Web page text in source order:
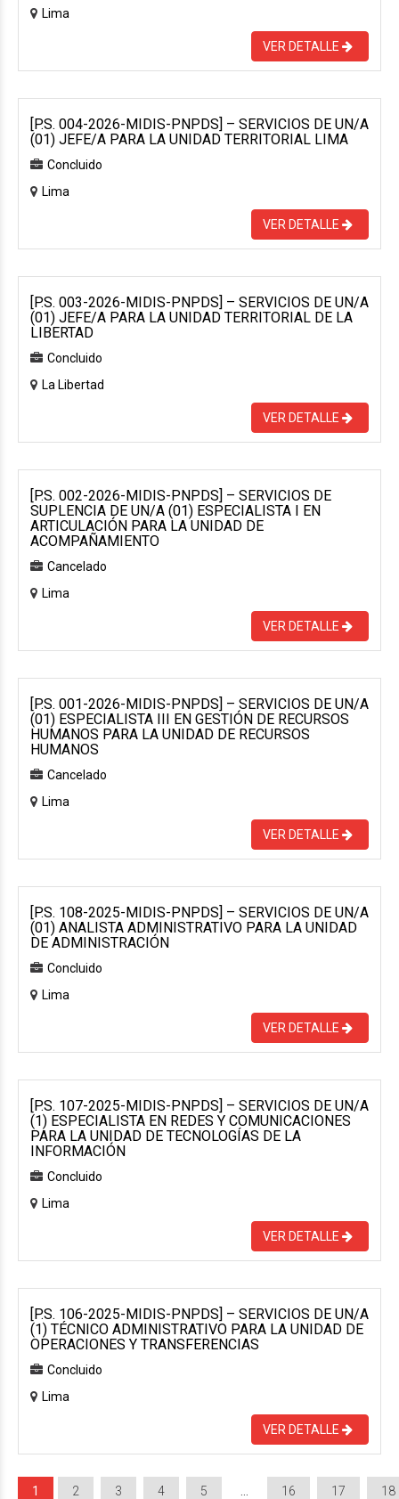
Lima
VER DETALLE
[P.S. 004-2026-MIDIS-PNPDS] – SERVICIOS DE UN/A
(01) JEFE/A PARA LA UNIDAD TERRITORIAL LIMA
Concluido
Lima
VER DETALLE
[P.S. 003-2026-MIDIS-PNPDS] – SERVICIOS DE UN/A
(01) JEFE/A PARA LA UNIDAD TERRITORIAL DE LA
LIBERTAD
Concluido
La Libertad
VER DETALLE
[P.S. 002-2026-MIDIS-PNPDS] – SERVICIOS DE
SUPLENCIA DE UN/A (01) ESPECIALISTA I EN
ARTICULACIÓN PARA LA UNIDAD DE
ACOMPAÑAMIENTO
Cancelado
Lima
VER DETALLE
[P.S. 001-2026-MIDIS-PNPDS] – SERVICIOS DE UN/A
(01) ESPECIALISTA III EN GESTIÓN DE RECURSOS
HUMANOS PARA LA UNIDAD DE RECURSOS
HUMANOS
Cancelado
Lima
VER DETALLE
[P.S. 108-2025-MIDIS-PNPDS] – SERVICIOS DE UN/A
(01) ANALISTA ADMINISTRATIVO PARA LA UNIDAD
DE ADMINISTRACIÓN
Concluido
Lima
VER DETALLE
[P.S. 107-2025-MIDIS-PNPDS] – SERVICIOS DE UN/A
(1) ESPECIALISTA EN REDES Y COMUNICACIONES
PARA LA UNIDAD DE TECNOLOGÍAS DE LA
INFORMACIÓN
Concluido
Lima
VER DETALLE
[P.S. 106-2025-MIDIS-PNPDS] – SERVICIOS DE UN/A
(1) TÉCNICO ADMINISTRATIVO PARA LA UNIDAD DE
OPERACIONES Y TRANSFERENCIAS
Concluido
Lima
VER DETALLE
1 2 3 4 5 16 17 18